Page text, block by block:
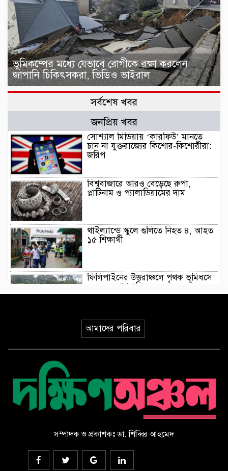
ভূমিকম্পের মধ্যে যেভাবে রোগীকে রক্ষা করলেন
জাপানি চিকিৎসকরা, ভিডিও ভাইরাল
সর্বশেষ খবর
জনপ্রিয় খবর
সোশ্যাল মিডিয়ায় ‘কারফিউ’ মানতে
চান না যুক্তরাজ্যের কিশোর-কিশোরীরা:
জরিপ
বিশ্ববাজারে আরও বেড়েছে রুপা,
প্লাটিনাম ও প্যালাডিয়ামের দাম
থাইল্যান্ডে স্কুলে গুলিতে নিহত ৪, আহত
১৫ শিক্ষার্থী
ফিলিপাইনের উত্তরাঞ্চলে পৃথক ভূমিধসে
৪ জনের প্রাণহানি
ইয়েমেনে হুথিদের ড্রোন হামলা,
ভূপাতিতের দাবি সরকারি বাহিনীর
করলেন জাপানি চিকিৎসকরা, ভিডিও
ভাইরাল
সৌদি আরবে হুথিদের হামলায় ১১
বেসামরিক নাগরিক আহত
ড্যাবের ৩৭তম প্রতিষ্ঠাবার্ষিকীর
আমাদের পরিবার
সম্পাদক ও প্রকাশকঃ ডা. শিব্বির আহমেদ